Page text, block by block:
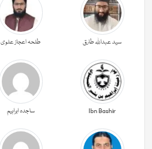
سید عبداللہ طارق طلحہ اعجاز علوی
Ibn Bashir ساجدہ ابراہیم